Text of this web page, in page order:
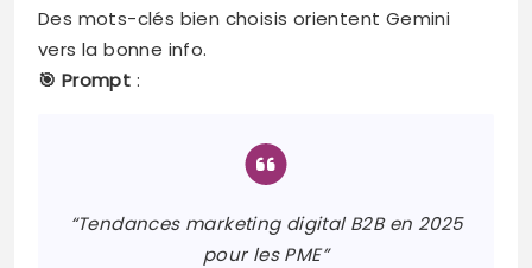
Des mots-clés bien choisis orientent Gemini
vers la bonne info.
🎯 Prompt :
“Tendances marketing digital B2B en 2025
pour les PME”